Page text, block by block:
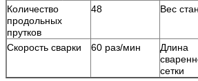
Количество
продольных
прутков
48 Вес
Скорость сварки 60 раз/мин
Длина
сетки